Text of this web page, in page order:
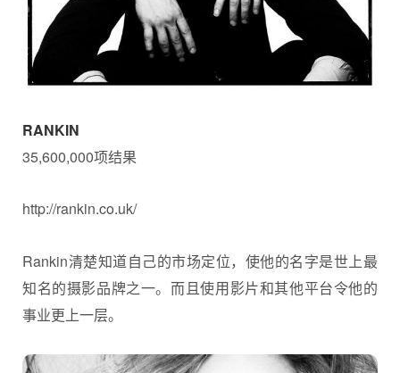
RANKIN
35,600,000项结果
http://rankin.co.uk/
Rankin清楚知道自己的市场定位，使他的名字是世上最
知名的摄影品牌之一。而且使用影片和其他平台令他的
事业更上一层。